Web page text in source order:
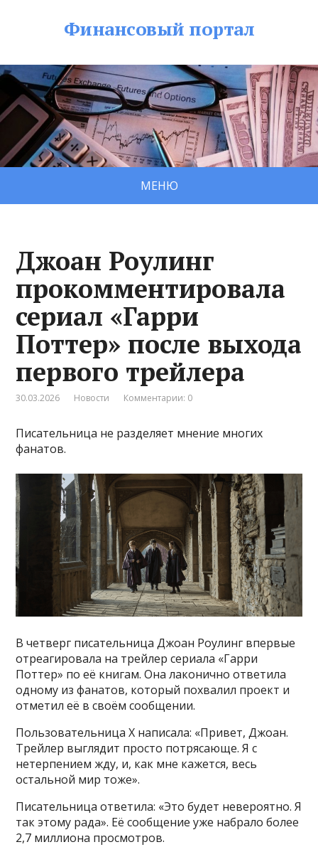
Финансовый портал
МЕНЮ
Джоан Роулинг
прокомментировала
сериал «Гарри
Поттер» после выхода
первого трейлера
30.03.2026 Новости Комментарии: 0
Писательница не разделяет мнение многих
фанатов.
В четверг писательница Джоан Роулинг впервые
отреагировала на трейлер сериала «Гарри
Поттер» по её книгам. Она лаконично ответила
одному из фанатов, который похвалил проект и
отметил её в своём сообщении.
Пользовательница Х написала: «Привет, Джоан.
Трейлер выглядит просто потрясающе. Я с
нетерпением жду, и, как мне кажется, весь
остальной мир тоже».
Писательница ответила: «Это будет невероятно. Я
так этому рада». Её сообщение уже набрало более
2,7 миллиона просмотров.